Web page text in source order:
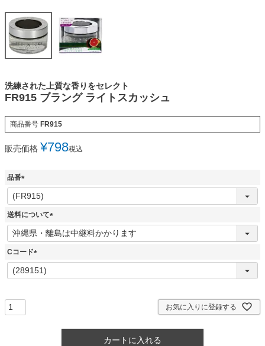
洗練された上質な香りをセレクト
FR915 ブラング ライトスカッシュ
商品番号 FR915
販売価格 ¥798税込
品番
(
必
須
送料について
(
必
Cコード
(
必
お気に入りに登録する
カートに入れる